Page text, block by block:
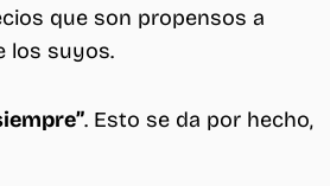
que son propensos a
los suyos.
. Esto se da por hecho,